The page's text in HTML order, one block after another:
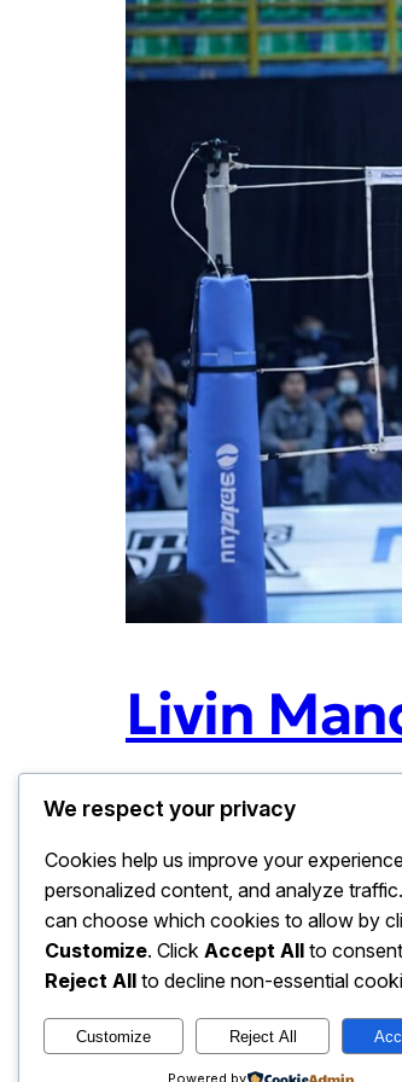
Livin
Februari 11, 2026Blok Efektif,
Livin Mandiri Jakarta Tak
Sejak putaran pertama di
terbendung di Proliga
baju hari ini
We respect your privacy
Cookies help us improve your
personalized content, and analyze
can choose which cookies to allow by
Customize. Click Accept All to
Reject All to decline non-essential
Customize Reject All
Powered by